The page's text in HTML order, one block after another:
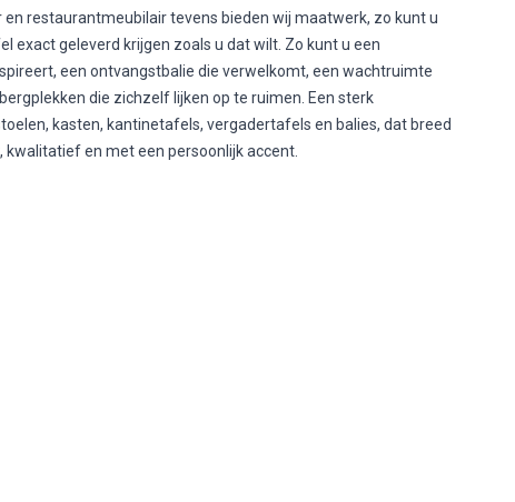
en restaurantmeubilair tevens bieden wij maatwerk, zo kunt u
exact geleverd krijgen zoals u dat wilt. Zo kunt u een
een ontvangstbalie die verwelkomt, een wachtruimte
die zichzelf lijken op te ruimen. Een sterk
kasten, kantinetafels, vergadertafels en balies, dat breed
en met een persoonlijk accent.